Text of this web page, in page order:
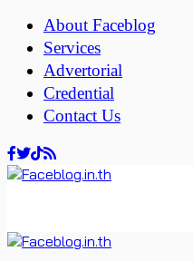
About Faceblog
Services
Advertorial
Credential
Contact Us